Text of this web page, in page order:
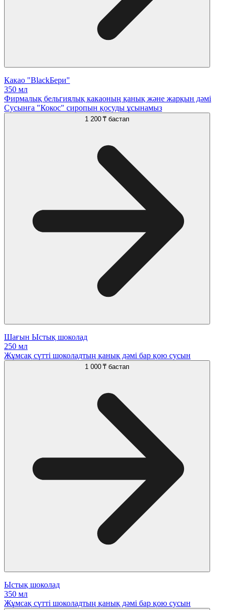
Какао "BlackБери"
350 мл
Фирмалық бельгиялық какаоның қанық және жарқын дәмі
Сусынға "Кокос" сиропын қосуды ұсынамыз
1 200 ₸ бастап
Шағын Ыстық шоколад
250 мл
Жұмсақ сүтті шоколадтың қанық дәмі бар қою сусын
1 000 ₸ бастап
Ыстық шоколад
350 мл
Жұмсақ сүтті шоколадтың қанық дәмі бар қою сусын